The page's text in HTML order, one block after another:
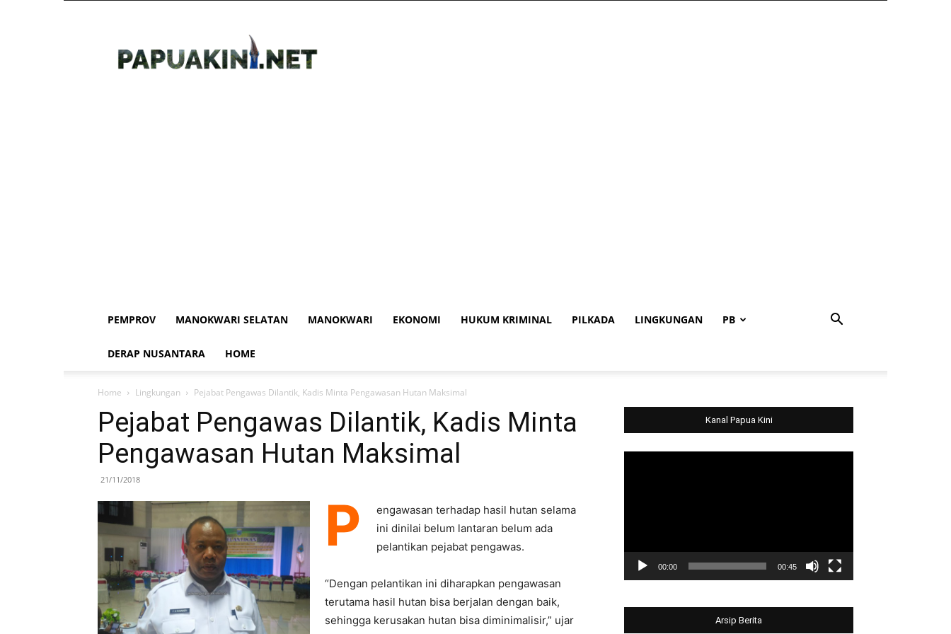
PEMPROV MANOKWARI SELATAN MANOKWARI EKONOMI HUKUM KRIMINAL PILKADA LINGKUNGAN PB
DERAP NUSANTARA HOME
Home Lingkungan Pejabat Pengawas Dilantik, Kadis Minta Pengawasan Hutan Maksimal
Pejabat Pengawas Dilantik, Kadis Minta
Pengawasan Hutan Maksimal
21/11/2018
P
engawasan terhadap hasil hutan selama
ini dinilai belum lantaran belum ada
pelantikan pejabat pengawas.
“Dengan pelantikan ini diharapkan pengawasan
terutama hasil hutan bisa berjalan dengan baik,
sehingga kerusakan hutan bisa diminimalisir,” ujar
Kanal Papua Kini
00:00 00:45
Arsip Berita